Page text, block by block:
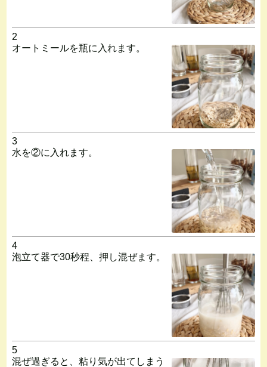
2
オートミールを瓶に入れます。
3
水を②に入れます。
4
泡立て器で30秒程、押し混ぜます。
5
混ぜ過ぎると、粘り気が出てしまう